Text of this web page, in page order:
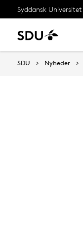
Syddansk Universitet
SDU Nyheder